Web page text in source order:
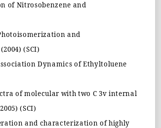
of Nitrosobenzene and
and
(SCI)
Dynamics of Ethyltoluene
of molecular with two C 3v internal
(SCI)
and characterization of highly